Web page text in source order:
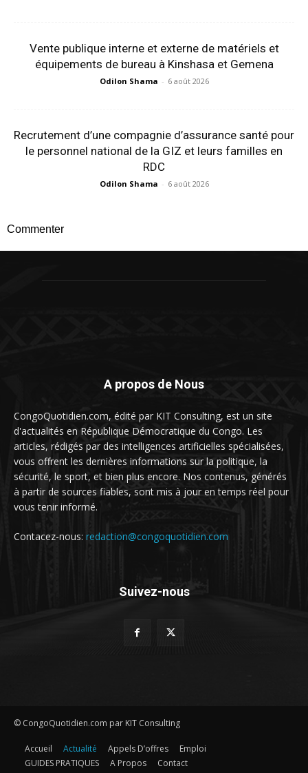
Vente publique interne et externe de matériels et
équipements de bureau à Kinshasa et Gemena
Odilon Shama - 6 août 2026
Recrutement d’une compagnie d’assurance santé pour
le personnel national de la GIZ et leurs familles en
RDC
Odilon Shama - 6 août 2026
Commenter
A propos de Nous
CongoQuotidien.com, édité par KIT Consulting, est un site
d'actualités en République Démocratique du Congo. Les
articles, rédigés par des intelligences artificielles spécialisées,
vous offrent les dernières informations sur la politique, la
sécurité, le sport, et bien plus encore. Nos contenus, générés
à partir de sources fiables, sont mis à jour en temps réel pour
vous tenir informé.
Contacez-nous: redaction@congoquotidien.com
Suivez-nous
© CongoQuotidien.com par KIT Consulting
Accueil Actualité Appels D’offres
Emploi
GUIDES PRATIQUES
A Propos Contact